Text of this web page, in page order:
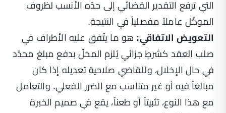
التي ترفع التقدير القضائي إلى حدّه الأنسب لظروف
الموكّل عاملاً مفصلياً في النتيجة.
التعويض الاتفاقي: هو ما يتّفق عليه الأطراف في
صلب العقد كشرطٍ جزائي يُلزم المخلّ بدفع مبلغ محدّد
في حال الإخلال، وللقاضي صلاحية تعديله إذا كان
مبالغاً فيه أو غير متناسب مع الضرر الفعلي. والتعامل
مع هذا النوع، تثبيتاً أو طعناً، يقع في صميم الخبرة